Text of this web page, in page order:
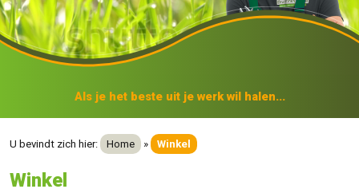
Als je het beste uit je werk wil halen...
U bevindt zich hier: Home » Winkel
Winkel